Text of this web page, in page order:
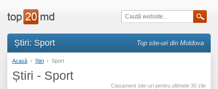
Știri: Sport Top site-uri din Moldova
Acasă › Știri › Sport
Știri - Sport
Clasament site-uri pentru ultimele 30 zile